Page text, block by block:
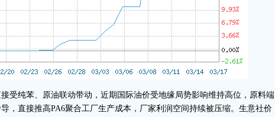
纯苯、原油联动带动，近期国际油价受地缘局势影响维持高位，原料端
，直接推高PA6聚合工厂生产成本，厂家利润空间持续被压缩。生意社价